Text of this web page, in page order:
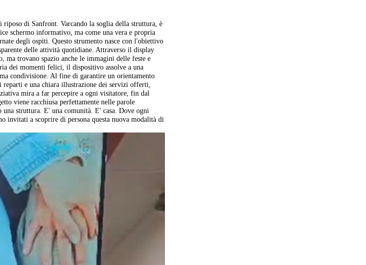
di Sanfront. Varcando la soglia della struttura, è
schermo informativo, ma come una vera e propria
degli ospiti. Questo strumento nasce con l'obiettivo
delle attività quotidiane. Attraverso il display
ma trovano spazio anche le immagini delle feste e
dei momenti felici, il dispositivo assolve a una
condivisione. Al fine di garantire un orientamento
reparti e una chiara illustrazione dei servizi offerti,
mira a far percepire a ogni visitatore, fin dal
viene racchiusa perfettamente nelle parole
struttura. E' una comunità. E' casa. Dove ogni
a scoprire di persona questa nuova modalità di